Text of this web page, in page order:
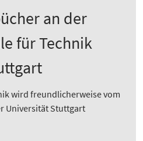
an der
für Technik
wird freundlicherweise vom
Universität Stuttgart